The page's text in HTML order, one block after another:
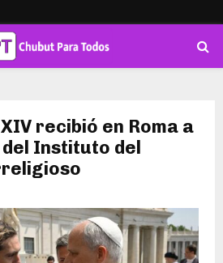
recibió en Roma a
Instituto del